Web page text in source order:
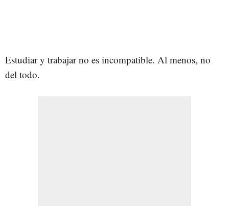
Estudiar y trabajar no es incompatible. Al menos, no
del todo.